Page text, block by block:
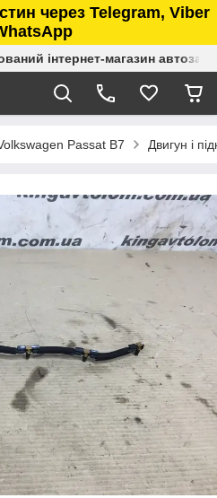
через Telegram, Viber
інтернет-магазин
Passat B7 Двигун і